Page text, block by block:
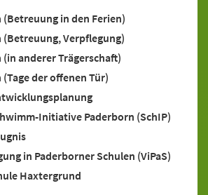
(Betreuung in den Ferien)
(Betreuung, Verpflegung)
(in anderer Trägerschaft)
(Tage der offenen Tür)
Initiative Paderborn (SchIP)
in Paderborner Schulen (ViPaS)
Haxtergrund